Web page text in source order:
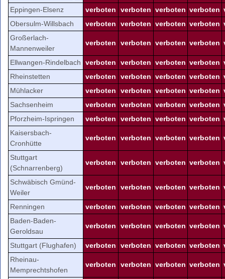
Eppingen-Elsenz verboten verboten verboten verboten
Obersulm-Willsbach
verboten verboten verboten verboten
Großerlach-
Mannenweiler
verboten verboten verboten verboten
Ellwangen-Rindelbach verboten verboten verboten verboten
Rheinstetten
verboten verboten verboten verboten
Mühlacker
verboten verboten verboten verboten
Sachsenheim
verboten verboten verboten verboten
Pforzheim-Ispringen
verboten verboten verboten verboten
Kaisersbach-
Cronhütte
verboten verboten verboten verboten
Stuttgart
(Schnarrenberg)
verboten verboten verboten verboten
Schwäbisch Gmünd-
Weiler
verboten verboten verboten verboten
Renningen verboten verboten verboten verboten
Baden-Baden-
Geroldsau
verboten verboten verboten verboten
Stuttgart (Flughafen) verboten verboten verboten verboten
Rheinau-
Memprechtshofen
verboten verboten verboten verboten